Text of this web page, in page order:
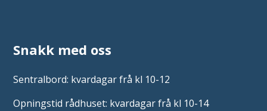
Snakk med oss
Sentralbord: kvardagar frå kl 10-12
Opningstid rådhuset: kvardagar frå kl 10-14